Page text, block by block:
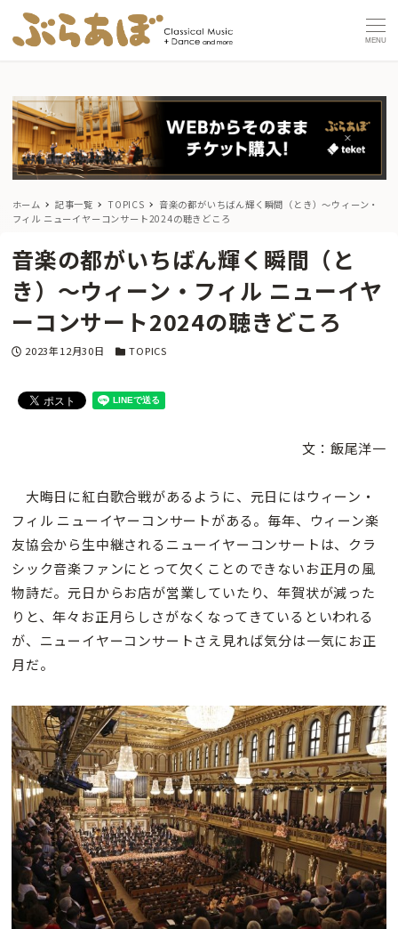
MENU
ホーム 記事一覧 TOPICS
音楽の都がいちばん輝く瞬間（とき）〜ウィーン・
フィル ニューイヤーコンサート2024の聴きどころ
音楽の都がいちばん輝く瞬間（と
き）〜ウィーン・フィル ニューイヤ
ーコンサート2024の聴きどころ
投稿日
2023年12月30日 カテゴリー
TOPICS
文：飯尾洋一
大晦日に紅白歌合戦があるように、元日にはウィーン・
フィル ニューイヤーコンサートがある。毎年、ウィーン楽
友協会から生中継されるニューイヤーコンサートは、クラ
シック音楽ファンにとって欠くことのできないお正月の風
物詩だ。元日からお店が営業していたり、年賀状が減った
りと、年々お正月らしさがなくなってきているといわれる
が、ニューイヤーコンサートさえ見れば気分は一気にお正
月だ。